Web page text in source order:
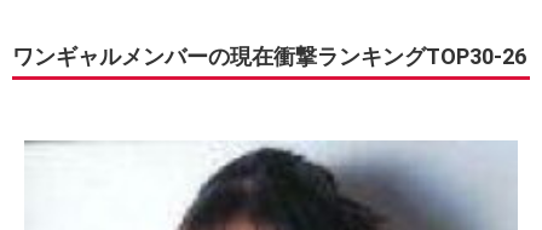
ワンギャルメンバーの現在衝撃ランキングTOP30-26